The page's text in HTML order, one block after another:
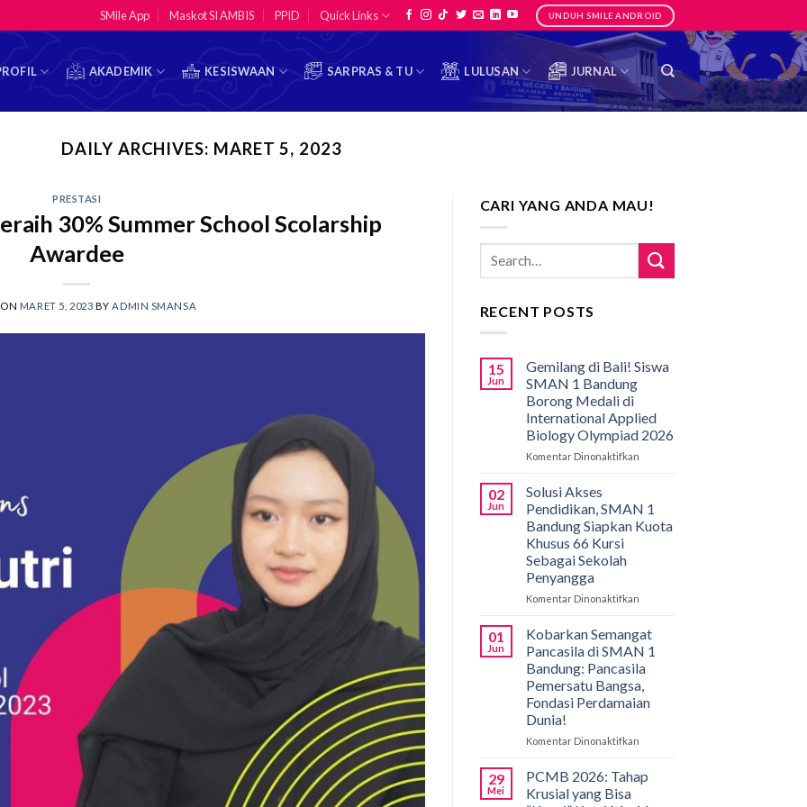
SMile App Maskot SI AMBIS PPID Quick Links UNDUH SMILE ANDROID
AKADEMIK KESISWAAN SARPRAS & TU LULUSAN JURNAL
DAILY ARCHIVES: MARET 5, 2023
PRESTASI
30% Summer School Scolarship
Awardee
MARET 5, 2023 BYADMIN SMANSA
CARI YANG ANDA MAU!
RECENT POSTS
15
Jun
Gemilang di Bali! Siswa
SMAN 1 Bandung
Borong Medali di
International Applied
Biology Olympiad 2026
Komentar Dinonaktifkan
Bali!
Siswa
SMAN
Applied
Biology
Olympiad
2026
02
Jun
Solusi Akses
Pendidikan, SMAN 1
Bandung Siapkan Kuota
Khusus 66 Kursi
Sebagai Sekolah
Penyangga
Komentar Dinonaktifkan
Akses
Pendidikan,
SMAN
1
Bandung
Siapkan
Sebagai
01
Jun
Kobarkan Semangat
Pancasila di SMAN 1
Bandung: Pancasila
Pemersatu Bangsa,
Fondasi Perdamaian
Dunia!
Komentar Dinonaktifkan
Pancasila
29
Mei
PCMB 2026: Tahap
Krusial yang Bisa